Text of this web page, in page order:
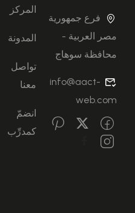
فرع جمهورية
مصر العربية -
محافظة سوهاج
info@aact-
web.com
المركز
المدونة
تواصل
معنا
انضمّ
كمدرِّب